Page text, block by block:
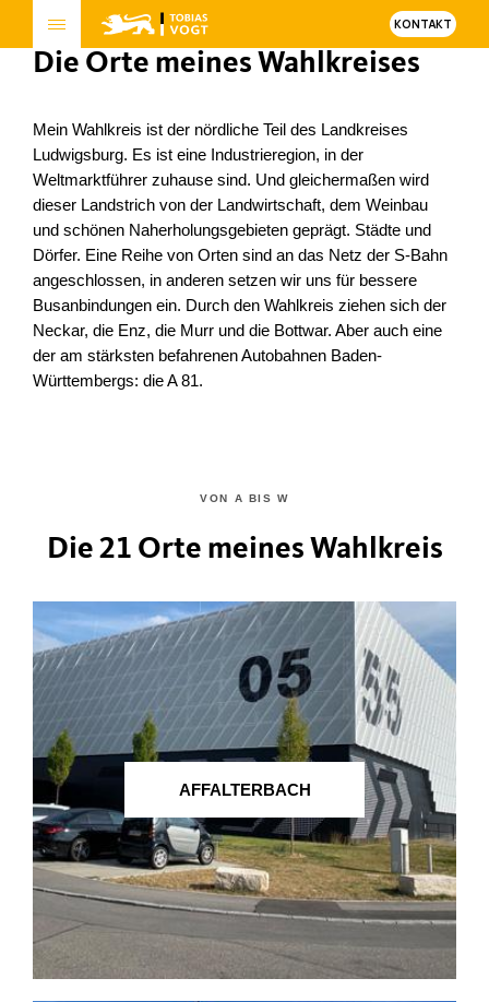
KONTAKT
Die Orte meines Wahlkreises
Mein Wahlkreis ist der nördliche Teil des Landkreises
Ludwigsburg. Es ist eine Industrieregion, in der
Weltmarktführer zuhause sind. Und gleichermaßen wird
dieser Landstrich von der Landwirtschaft, dem Weinbau
und schönen Naherholungsgebieten geprägt. Städte und
Dörfer. Eine Reihe von Orten sind an das Netz der S-Bahn
angeschlossen, in anderen setzen wir uns für bessere
Busanbindungen ein. Durch den Wahlkreis ziehen sich der
Neckar, die Enz, die Murr und die Bottwar. Aber auch eine
der am stärksten befahrenen Autobahnen Baden-
Württembergs: die A 81.
VON A BIS W
Die 21 Orte meines Wahlkreis
AFFALTERBACH